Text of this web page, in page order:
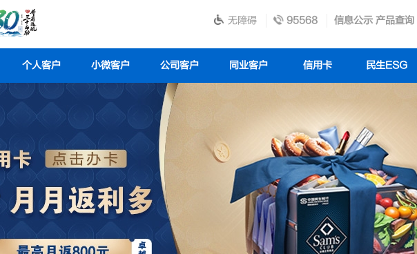
无障碍 95568 信息公示 产品查询
个人客户 小微客户 公司客户 同业客户 信用卡 民生ESG